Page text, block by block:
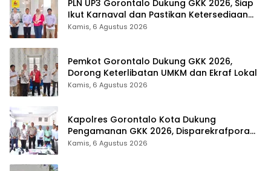
PLN UP3 Gorontalo Dukung GKK 2026, Siap
Ikut Karnaval dan Pastikan Ketersediaan
Listrik
Kamis, 6 Agustus 2026
Pemkot Gorontalo Dukung GKK 2026,
Dorong Keterlibatan UMKM dan Ekraf Lokal
Kamis, 6 Agustus 2026
Kapolres Gorontalo Kota Dukung
Pengamanan GKK 2026, Disparekrafpora
Perkuat Sinergi Lintas Sektor
Kamis, 6 Agustus 2026